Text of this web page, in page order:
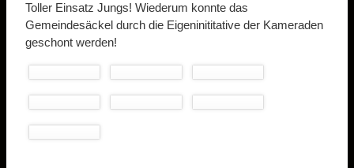
Toller Einsatz Jungs! Wiederum konnte das
Gemeindesäckel durch die Eigeninititative der Kameraden
geschont werden!